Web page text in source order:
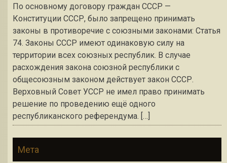
По основному договору граждан СССР —
Конституции СССР, было запрещено принимать
законы в противоречие с союзными законами: Статья
74. Законы СССР имеют одинаковую силу на
территории всех союзных республик. В случае
расхождения закона союзной республики с
общесоюзным законом действует закон СССР.
Верховный Совет УССР не имел право принимать
решение по проведению ещё одного
республиканского референдума. […]
Мета